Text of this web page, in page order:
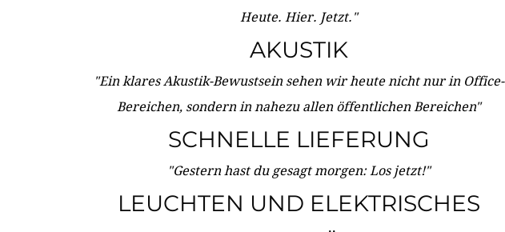
Heute. Hier. Jetzt."
AKUSTIK
"Ein klares Akustik-Bewustsein sehen wir heute nicht nur in Office-
Bereichen, sondern in nahezu allen öffentlichen Bereichen"
SCHNELLE LIEFERUNG
"Gestern hast du gesagt morgen: Los jetzt!"
LEUCHTEN UND ELEKTRISCHES